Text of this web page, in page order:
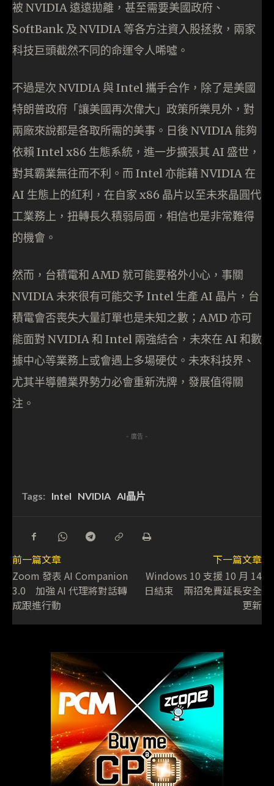
被 NVIDIA 遠遠拋離，甚至需要美國政府、
SoftBank 及 NVIDIA 等各方注資入股拯救，兩家
科技巨頭截然不同的命運令人唏噓。
不過是次 NVIDIA 與 Intel 攜手合作，除了是美國
特朗普政府「讓美國再次偉大」政策所樂見外，對
兩廠來說都是各取所需的美事。日後 NVIDIA 能夠
依賴 Intel x86 生態系統，進一步擴張其 AI 盛世，
對其霸業無往而不利。而 Intel 亦能藉 NVIDIA 在
AI 生態上的紅利，在自家 x86 晶片以至未來晶圓代
工業務上，扭轉長久積弱局面，相信也是非常難得
的機會。
然而，台積電和 AMD 就可能要格外小心，事關
NVIDIA 未來很有可能交予 Intel 生產 AI 晶片，台
積電會否喪失大量訂單也是未知之數；AMD 亦可
能面對 NVIDIA 和 Intel 兩強結合，未來在 AI 和數
據中心等業務上或會遇上多場硬仗。未來科技界、
尤其半導體業界勢力必會重新洗牌，發展值得關
注。
- 廣告 -
Tags: Intel NVIDIA AI晶片
前一篇文章
Zoom 發表 AI Companion
3.0 加強 AI 代理將對話轉
成跟進行動
下一篇文章
Windows 10 支援 10 月 14
日結束 兩招免費延長安全
更新